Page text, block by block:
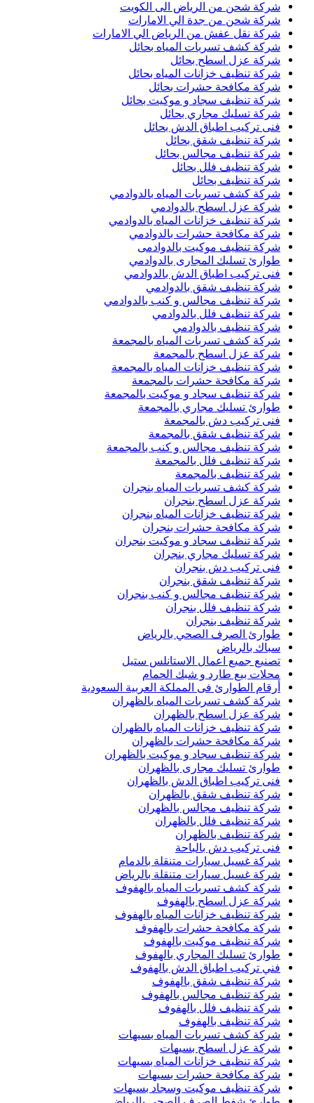
شركة شحن من الرياض الى الكويت
شركة شحن من جدة الي الامارات
شركة نقل عفش من الرياض الي الامارات
شركة كشف تسربات المياه بحائل
شركة عزل اسطح بحائل
شركة تنظيف خزانات المياه بحائل
شركة مكافحة حشرات بحائل
شركة تنظيف سجاد و موكيت بحائل
شركة تسليك مجاري بحائل
فنى تركيب اطباق الدش بحائل
شركة تنظيف شقق بحائل
شركة تنظيف مجالس بحائل
شركة تنظيف فلل بحائل
شركة تنظيف بحائل
شركة كشف تسربات المياه بالدوادمي
شركة عزل اسطح بالدوادمي
شركة تنظيف خزانات المياه بالدوادمي
شركة مكافحة حشرات بالدوادمي
شركة تنظيف موكيت بالدوادمى
طوارئ تسليك المجارى بالدوادمي
فنى تركيب اطباق الدش بالدوادمي
شركة تنظيف شقق بالدوادمي
شركة تنظيف مجالس و كنب بالدوادمي
شركة تنظيف فلل بالدوادمي
شركة تنظيف بالدوادمي
شركة كشف تسربات المياه بالمجمعة
شركة عزل اسطح بالمجمعة
شركة تنظيف خزانات المياه بالمجمعة
شركة مكافحة حشرات بالمجمعة
شركة تنظيف سجاد و موكيت بالمجمعة
طوارئ تسليك مجاري بالمجمعة
فنى تركيب دش بالمجمعة
شركة تنظيف شقق بالمجمعة
شركة تنظيف مجالس و كنب بالمجمعة
شركة تنظيف فلل بالمجمعة
شركة تنظيف بالمجمعة
شركة كشف تسربات المياه بنجران
شركة عزل اسطح بنجران
شركة تنظيف خزانات المياه بنجران
شركة مكافحة حشرات بنجران
شركة تنظيف سجاد و موكيت بنجران
شركة تسليك مجاري بنجران
فنى تركيب دش بنجران
شركة تنظيف شقق بنجران
شركة تنظيف مجالس و كنب بنجران
شركة تنظيف فلل بنجران
شركة تنظيف بنجران
طوارئ الصرف الصحي بالرياض
سباك بالرياض
تصنيع جميع اعمال الاستانلس ستيل
محلات بيع طارد و شبك الحمام
أرقام الطوارئ فى المملكة العربية السعودية
شركة كشف تسربات المياه بالظهران
شركة عزل اسطح بالظهران
شركة تنظيف خزانات المياه بالظهران
شركة مكافحة حشرات بالظهران
شركة تنظيف سجاد و موكيت بالظهران
طوارئ تسليك مجارى بالظهران
فنى تركيب اطباق الدش بالظهران
شركة تنظيف شقق بالظهران
شركة تنظيف مجالس بالظهران
شركة تنظيف فلل بالظهران
شركة تنظيف بالظهران
فنى تركيب دش بالباحة
شركة غسيل سيارات متنقلة بالدمام
شركة غسيل سيارات متنقلة بالرياض
شركة كشف تسربات المياه بالهفوف
شركة عزل اسطح بالهفوف
شركة تنظيف خزانات المياه بالهفوف
شركة مكافحة حشرات بالهفوف
شركة تنظيف موكيت بالهفوف
طوارئ تسليك المجاري بالهفوف
فني تركيب اطباق الدش بالهفوف
شركة تنظيف شقق بالهفوف
شركة تنظيف مجالس بالهفوف
شركة تنظيف فلل بالهفوف
شركة تنظيف بالهفوف
شركة كشف تسربات المياه بسيهات
شركة عزل اسطح بسيهات
شركة تنظيف خزانات المياه بسيهات
شركة مكافحة حشرات بسيهات
شركة تنظيف موكيت وسجاد بسيهات